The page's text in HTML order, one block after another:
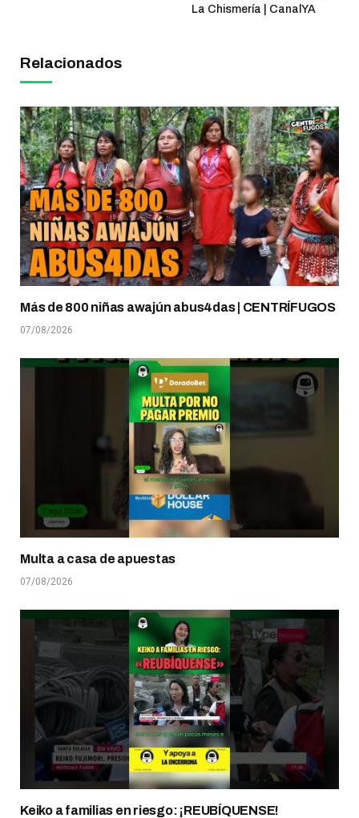
La Chismería | CanalYA
Relacionados
Más de 800 niñas awajún abus4das | CENTRÍFUGOS
07/08/2026
Multa a casa de apuestas
07/08/2026
Keiko a familias en riesgo: ¡REUBÍQUENSE!